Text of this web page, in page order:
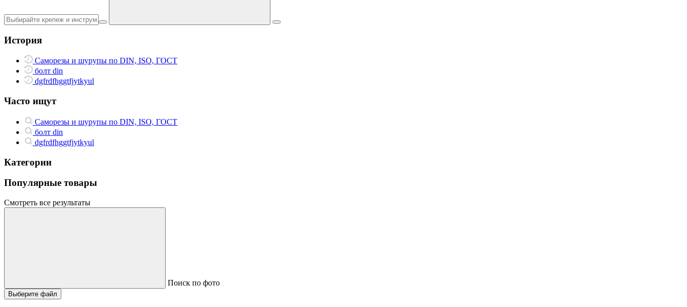
История
Саморезы и шурупы по DIN, ISO, ГОСТ
болт din
dgfrdfhggtfjytkyul
Часто ищут
Саморезы и шурупы по DIN, ISO, ГОСТ
болт din
dgfrdfhggtfjytkyul
Категории
Популярные товары
Смотреть все результаты
Поиск по фото
Выберите файл